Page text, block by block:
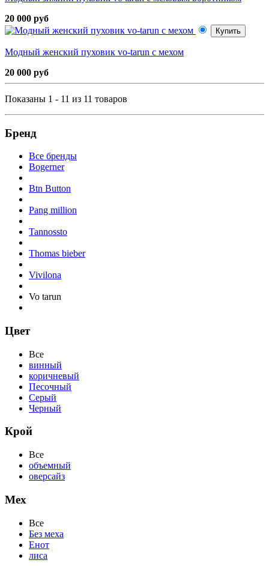
20 000 руб
Купить
Модный женский пуховик vo-tarun с мехом
20 000 руб
Показаны 1 - 11 из 11 товаров
Бренд
Все бренды
Bogerner
Btn Button
Pang million
Tannossto
Thomas bieber
Vivilona
Vo tarun
Цвет
Все
винный
коричневый
Песочный
Серый
Черный
Крой
Все
объемный
оверсайз
Мех
Все
Без меха
Енот
лиса